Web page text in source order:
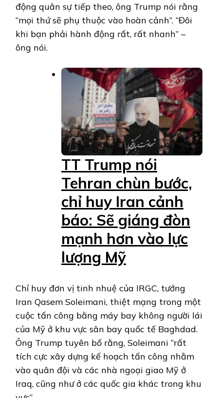
động quân sự tiếp theo, ông Trump nói rằng
“mọi thứ sẽ phụ thuộc vào hoàn cảnh”. “Đôi
khi bạn phải hành động rất, rất nhanh” –
ông nói.
TT Trump nói
Tehran chùn bước,
chỉ huy Iran cảnh
báo: Sẽ giáng đòn
mạnh hơn vào lực
lượng Mỹ
Chỉ huy đơn vị tinh nhuệ của IRGC, tướng
Iran Qasem Soleimani, thiệt mạng trong một
cuộc tấn công bằng máy bay không người lái
của Mỹ ở khu vực sân bay quốc tế Baghdad.
Ông Trump tuyên bố rằng, Soleimani “rất
tích cực xây dựng kế hoạch tấn công nhằm
vào quân đội và các nhà ngoại giao Mỹ ở
Iraq, cũng như ở các quốc gia khác trong khu